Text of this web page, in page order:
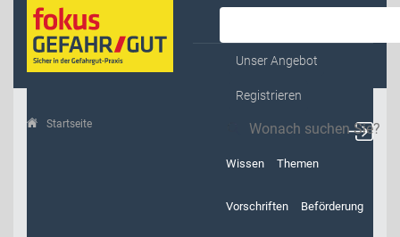
Unser Angebot
Registrieren
Wissen Themen
Vorschriften Beförderung
Startseite